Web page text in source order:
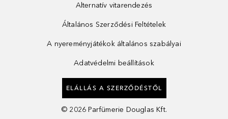
Alternatív vitarendezés
Általános Szerződési Feltételek
A nyereményjátékok általános szabályai
Adatvédelmi beállítások
ELÁLLÁS A SZERZŐDÉSTŐL
© 2026 Parfümerie Douglas Kft.